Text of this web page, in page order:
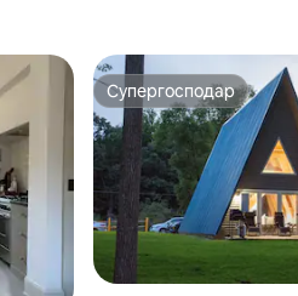
Супергосподар
Супергосподар